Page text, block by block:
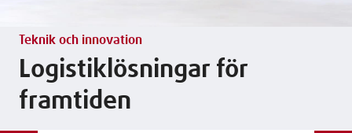
Teknik och innovation
Logistiklösningar för
framtiden